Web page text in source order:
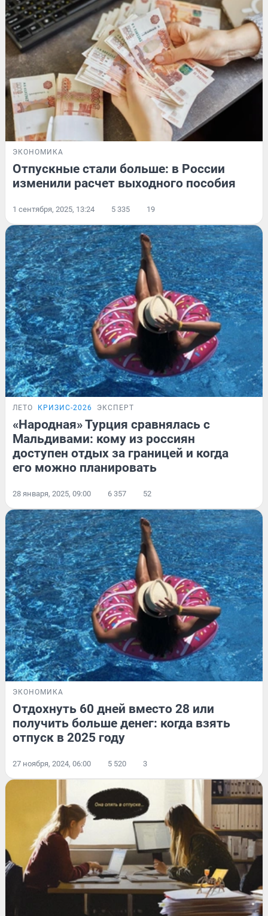
ЭКОНОМИКА
Отпускные стали больше: в России
изменили расчет выходного пособия
1 сентября, 2025, 13:24 5 335 19
ЛЕТО КРИЗИС-2026 ЭКСПЕРТ
«Народная» Турция сравнялась с
Мальдивами: кому из россиян
доступен отдых за границей и когда
его можно планировать
28 января, 2025, 09:00 6 357 52
ЭКОНОМИКА
Отдохнуть 60 дней вместо 28 или
получить больше денег: когда взять
отпуск в 2025 году
27 ноября, 2024, 06:00 5 520 3